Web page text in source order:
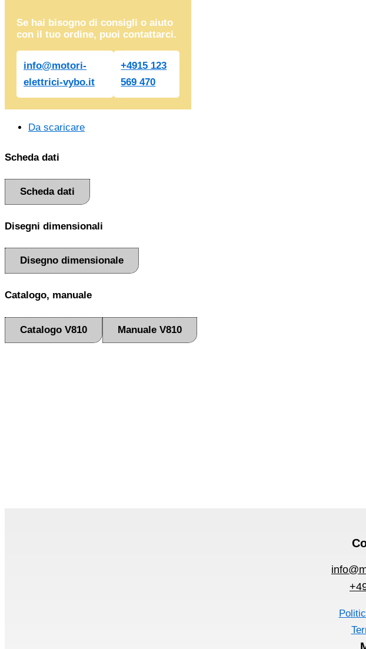
Se hai bisogno di consigli o aiuto
con il tuo ordine, puoi contattarci.
info@motori-
elettrici-vybo.it
+4915 123
569 470
Da scaricare
Scheda dati
Scheda dati
Disegni dimensionali
Disegno dimensionale
Catalogo, manuale
Catalogo V810 Manuale V810